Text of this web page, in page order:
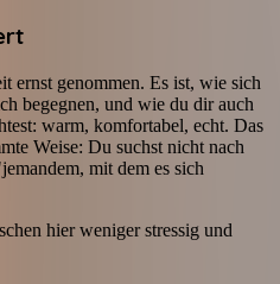
ernst genommen. Es ist, wie sich
begegnen, und wie du dir auch
warm, komfortabel, echt. Das
Weise: Du suchst nicht nach
mit dem es sich
hier weniger stressig und